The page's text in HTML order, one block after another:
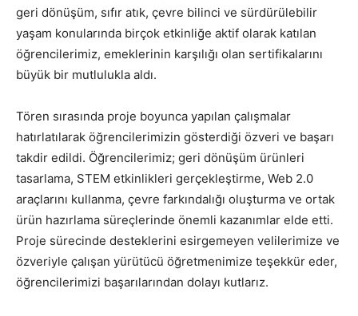
geri dönüşüm, sıfır atık, çevre bilinci ve sürdürülebilir
yaşam konularında birçok etkinliğe aktif olarak katılan
öğrencilerimiz, emeklerinin karşılığı olan sertifikalarını
büyük bir mutlulukla aldı.
Tören sırasında proje boyunca yapılan çalışmalar
hatırlatılarak öğrencilerimizin gösterdiği özveri ve başarı
takdir edildi. Öğrencilerimiz; geri dönüşüm ürünleri
tasarlama, STEM etkinlikleri gerçekleştirme, Web 2.0
araçlarını kullanma, çevre farkındalığı oluşturma ve ortak
ürün hazırlama süreçlerinde önemli kazanımlar elde etti.
Proje sürecinde desteklerini esirgemeyen velilerimize ve
özveriyle çalışan yürütücü öğretmenimize teşekkür eder,
öğrencilerimizi başarılarından dolayı kutlarız.